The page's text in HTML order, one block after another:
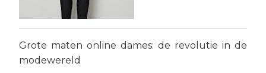
Grote maten online dames: de revolutie in de
modewereld